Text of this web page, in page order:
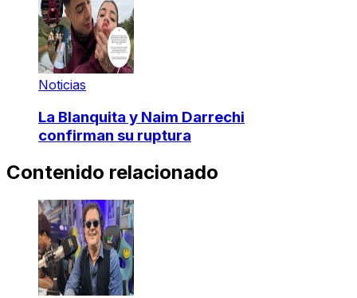
Noticias
La Blanquita y Naim Darrechi
confirman su ruptura
Contenido relacionado